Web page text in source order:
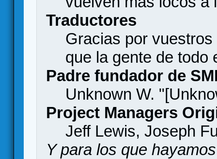
Traductores
Gracias por
que la gente de todo
Padre fundador de
Unknown W.
Project Managers
Jeff Lewis, Joseph
Y para los que